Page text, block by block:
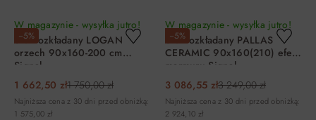
−5%
W magazynie - wysyłka jutro!
Stół rozkładany LOGAN
orzech 90x160-200 cm
Signal
1 662,50 zł1 750,00 zł
Najniższa cena z 30 dni przed obniżką:
1 575,00 zł
−5%
W magazynie - wysyłka jutro!
Stół rozkładany PALLAS
CERAMIC 90x160(210) efekt
marmuru Signal
3 086,55 zł3 249,00 zł
Najniższa cena z 30 dni przed obniżką:
2 924,10 zł